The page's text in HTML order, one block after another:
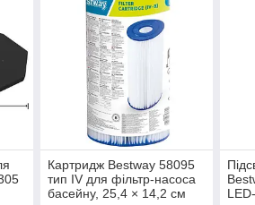
Картридж Bestway 58095
тип IV для фільтр-насоса
басейну, 25,4 × 14,2 см